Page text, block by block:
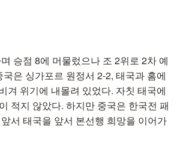
승점 8에 머물렀으나 조 2위로 2차 예
은 싱가포르 원정서 2-2, 태국과 홈에
겨 위기에 내몰려 있었다. 자칫 태국에
적지 않았다. 하지만 중국은 한국전 패
서 태국을 앞서 본선행 희망을 이어가